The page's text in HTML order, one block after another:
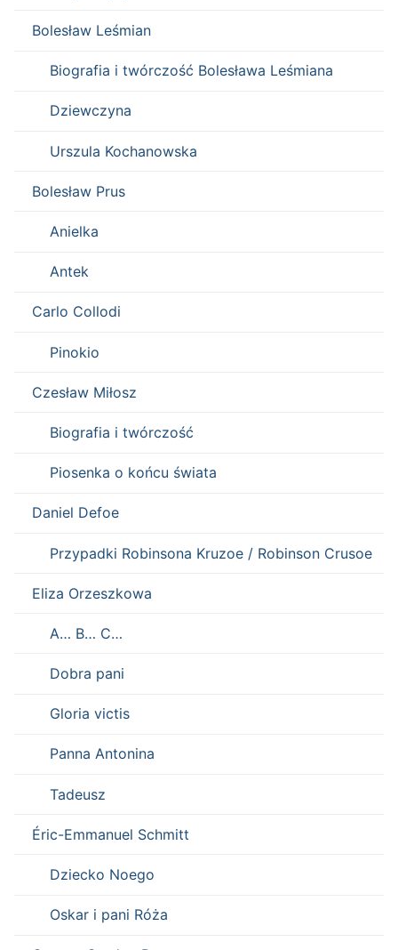
Bolesław Leśmian
Biografia i twórczość Bolesława Leśmiana
Dziewczyna
Urszula Kochanowska
Bolesław Prus
Anielka
Antek
Carlo Collodi
Pinokio
Czesław Miłosz
Biografia i twórczość
Piosenka o końcu świata
Daniel Defoe
Przypadki Robinsona Kruzoe / Robinson Crusoe
Eliza Orzeszkowa
A… B… C…
Dobra pani
Gloria victis
Panna Antonina
Tadeusz
Éric-Emmanuel Schmitt
Dziecko Noego
Oskar i pani Róża